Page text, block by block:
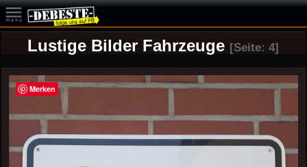
Lustige Bilder Fahrzeuge [Seite: 4]
Merken